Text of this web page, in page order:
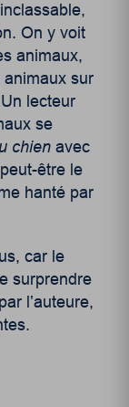
On y voit
animaux,
sur
lecteur
se
chien avec
être le
hanté par
car le
surprendre
l’auteure,